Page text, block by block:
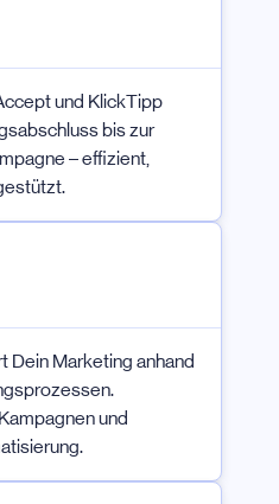
und KlickTipp
bis zur
– effizient,
Dein Marketing anhand
und